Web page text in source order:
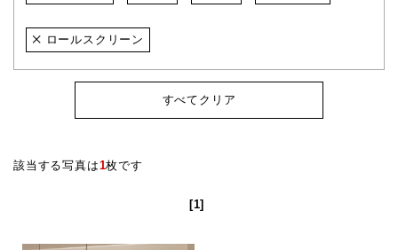
ロールスクリーン
すべてクリア
該当する写真は1枚です
[1]